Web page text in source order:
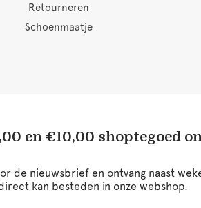
Retourneren
Schoenmaatje
en €10,00 shoptegoed
de nieuwsbrief en ontvang naast
kan besteden in onze webshop.